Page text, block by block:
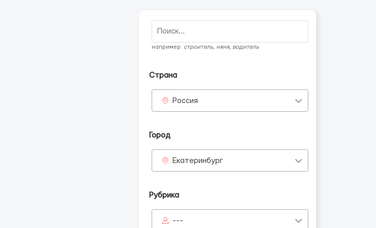
например: строитель, няня, водитель
Страна
Россия
Город
Екатеринбург
Рубрика
---